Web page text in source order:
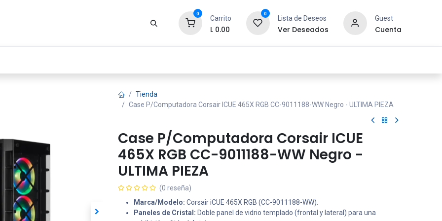
0
Carrito
L 0.00
0
Lista de Deseos
Ver Deseados
Guest
Cuenta
Tienda
Case P/Computadora Corsair ICUE 465X RGB CC-9011188-WW Negro - ULTIMA PIEZA
Case P/Computadora Corsair ICUE
465X RGB CC-9011188-WW Negro -
ULTIMA PIEZA
(0 reseña)
Marca/Modelo: Corsair iCUE 465X RGB (CC-9011188-WW).
Paneles de Cristal: Doble panel de vidrio templado (frontal y lateral) para una